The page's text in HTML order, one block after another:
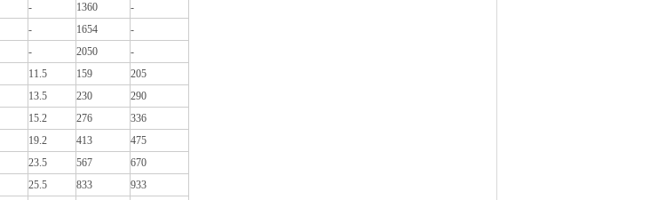
- 1360
-
- 1654
-
- 2050
-
11.5 159
205
13.5 230
290
15.2 276
336
19.2 413
475
23.5 567
670
25.5 833
933